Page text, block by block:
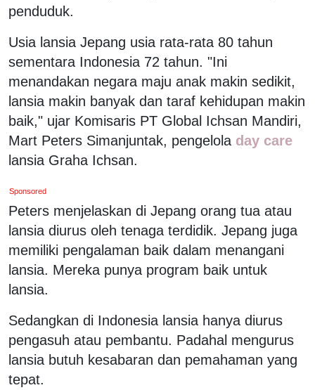
penduduk.
Usia lansia Jepang usia rata-rata 80 tahun
sementara Indonesia 72 tahun. "Ini
menandakan negara maju anak makin sedikit,
lansia makin banyak dan taraf kehidupan makin
baik," ujar Komisaris PT Global Ichsan Mandiri,
Mart Peters Simanjuntak, pengelola day care
lansia Graha Ichsan.
Sponsored
Peters menjelaskan di Jepang orang tua atau
lansia diurus oleh tenaga terdidik. Jepang juga
memiliki pengalaman baik dalam menangani
lansia. Mereka punya program baik untuk
lansia.
Sedangkan di Indonesia lansia hanya diurus
pengasuh atau pembantu. Padahal mengurus
lansia butuh kesabaran dan pemahaman yang
tepat.